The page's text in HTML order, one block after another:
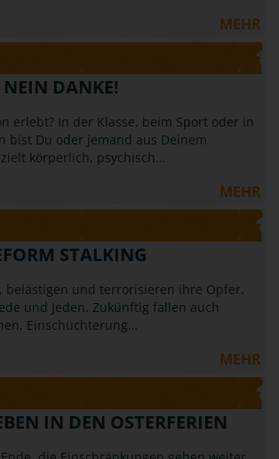
MEHR
DANKE!
erlebt? In der Klasse, beim Sport oder in
bist Du oder jemand aus Deinem
körperlich, psychisch…
MEHR
STALKING
belästigen und terrorisieren ihre Opfer.
und Jeden. Zukünftig fallen auch
Einschüchterung…
MEHR
IN DEN OSTERFERIEN